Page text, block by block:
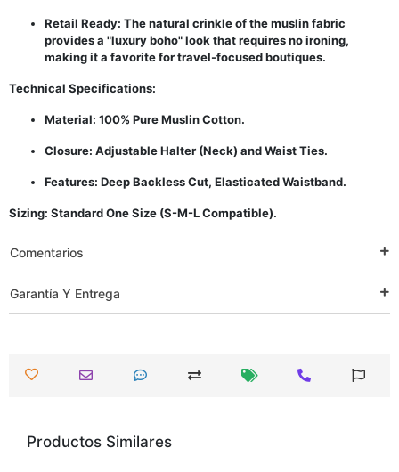
Retail Ready: The natural crinkle of the muslin fabric
provides a "luxury boho" look that requires no ironing,
making it a favorite for travel-focused boutiques.
Technical Specifications:
Material: 100% Pure Muslin Cotton.
Closure: Adjustable Halter (Neck) and Waist Ties.
Features: Deep Backless Cut, Elasticated Waistband.
Sizing: Standard One Size (S-M-L Compatible).
Comentarios
Garantía Y Entrega
Productos Similares